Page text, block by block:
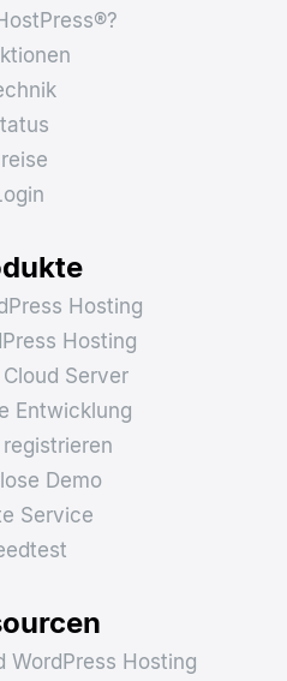
Hosting
Hosting
Server
Entwicklung
Demo
Service
WordPress Hosting